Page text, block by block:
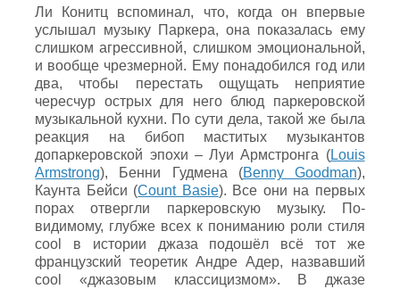
Ли Конитц вспоминал, что, когда он впервые
услышал музыку Паркера, она показалась ему
слишком агрессивной, слишком эмоциональной,
и вообще чрезмерной. Ему понадобился год или
два, чтобы перестать ощущать неприятие
чересчур острых для него блюд паркеровской
музыкальной кухни. По сути дела, такой же была
реакция на бибоп маститых музыкантов
допаркеровской эпохи – Луи Армстронга (Louis
Armstrong), Бенни Гудмена (Benny Goodman),
Каунта Бейси (Count Basie). Все они на первых
порах отвергли паркеровскую музыку. По-
видимому, глубже всех к пониманию роли стиля
cool в истории джаза подошёл всё тот же
французский теоретик Андре Адер, назвавший
cool «джазовым классицизмом». В джазе